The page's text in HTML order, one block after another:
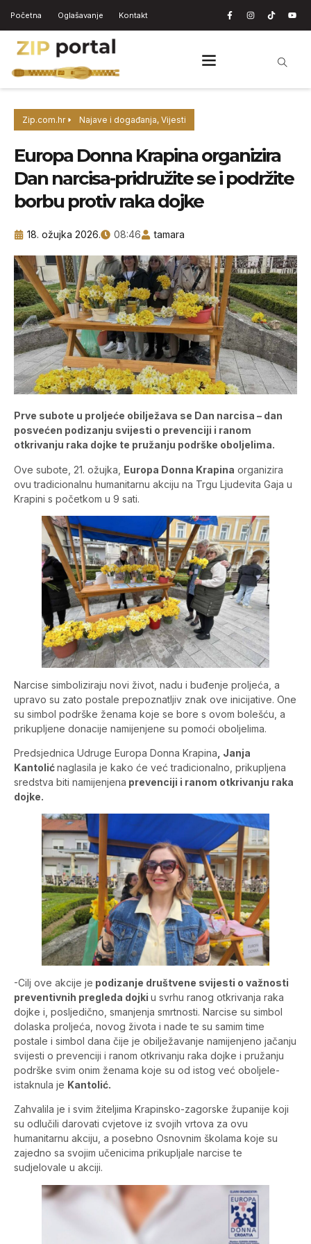
Početna Oglašavanje Kontakt
Zip.com.hr Najave i događanja, Vijesti
Europa Donna Krapina organizira
Dan narcisa-pridružite se i podržite
borbu protiv raka dojke
18. ožujka 2026. 08:46 tamara
Prve subote u proljeće obilježava se Dan narcisa – dan
posvećen podizanju svijesti o prevenciji i ranom
otkrivanju raka dojke te pružanju podrške oboljelima.
Ove subote, 21. ožujka, Europa Donna Krapina organizira
ovu tradicionalnu humanitarnu akciju na Trgu Ljudevita Gaja u
Krapini s početkom u 9 sati.
Narcise simboliziraju novi život, nadu i buđenje proljeća, a
upravo su zato postale prepoznatljiv znak ove inicijative. One
su simbol podrške ženama koje se bore s ovom bolešću, a
prikupljene donacije namijenjene su pomoći oboljelima.
Predsjednica Udruge Europa Donna Krapina , Janja
Kantolićnaglasila je kako će već tradicionalno, prikupljena
sredstva biti namijenjena prevenciji i ranom otkrivanju raka
dojke.
-Cilj ove akcije je podizanje društvene svijesti o važnosti
preventivnih pregleda dojki u svrhu ranog otkrivanja raka
dojke i, posljedično, smanjenja smrtnosti. Narcise su simbol
dolaska proljeća, novog života i nade te su samim time
postale i simbol dana čije je obilježavanje namijenjeno jačanju
svijesti o prevenciji i ranom otkrivanju raka dojke i pružanju
podrške svim onim ženama koje su od istog već oboljele-
istaknula je Kantolić.
Zahvalila je i svim žiteljima Krapinsko-zagorske županije koji
su odlučili darovati cvjetove iz svojih vrtova za ovu
humanitarnu akciju, a posebno Osnovnim školama koje su
zajedno sa svojim učenicima prikupljale narcise te
sudjelovale u akciji.